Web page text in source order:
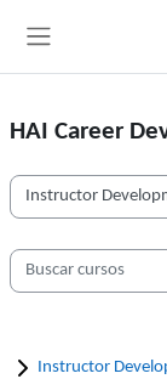
HAI Career
Categorías
Buscar cursos
Instructor